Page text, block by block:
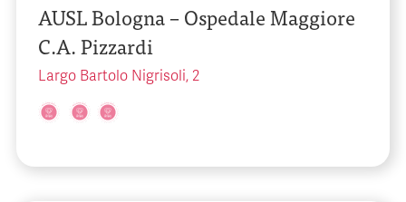
AUSL Bologna – Ospedale Maggiore
C.A. Pizzardi
Largo Bartolo Nigrisoli, 2